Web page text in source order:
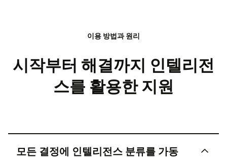
이용 방법과 원리
시작부터 해결까지 인텔리전
스를 활용한 지원
모든 결정에 인텔리전스 분류를 가동